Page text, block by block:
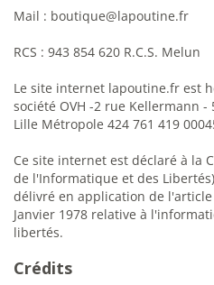
Mail : boutique@lapoutine.fr
RCS : 943 854 620 R.C.S. Melun
Le site internet lapoutine.fr est
société OVH -2 rue Kellermann -
Lille Métropole 424 761 419
Ce site internet est déclaré à la
de l'Informatique et des
délivré en application de
Janvier 1978 relative à
libertés.
Crédits